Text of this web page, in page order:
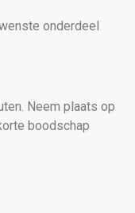
onderdeel
Neem plaats op
boodschap